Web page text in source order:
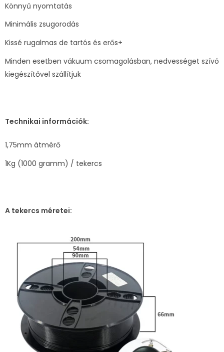
Könnyű nyomtatás
Minimális zsugorodás
Kissé rugalmas de tartós és erős+
Minden esetben vákuum csomagolásban, nedvességet szívó
kiegészítővel szállítjuk
Technikai információk:
1,75mm átmérő
1Kg (1000 gramm) / tekercs
A tekercs méretei: